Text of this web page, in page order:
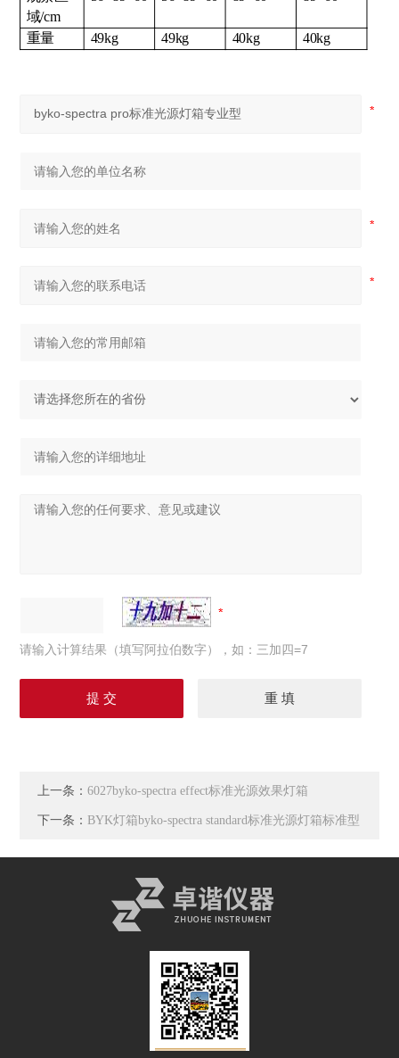
域/cm
重量 49kg 49kg 40kg 40kg
请输入计算结果（填写阿拉伯数字），如：三加四=7
上一条：6027byko-spectra effect标准光源效果灯箱
下一条： BYK灯箱byko-spectra standard标准光源灯箱标准型